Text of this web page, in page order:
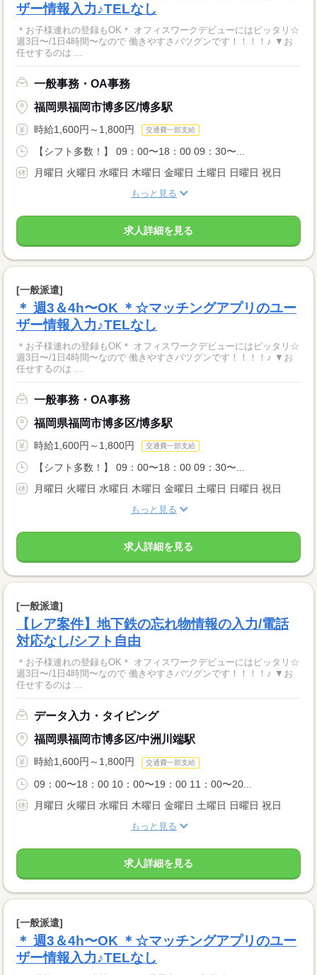
ザー情報入力♪TELなし
＊お子様連れの登録もOK＊ オフィスワークデビューにはピッタリ☆
週3日〜/1日4時間〜なので 働きやすさバツグンです！！！！♪ ▼お
任せするのは ...
一般事務・OA事務
福岡県福岡市博多区/博多駅
時給1,600円～1,800円 交通費一部支給
【シフト多数！】 09：00〜18：00 09：30〜...
月曜日 火曜日 水曜日 木曜日 金曜日 土曜日 日曜日 祝日
もっと見る
求人詳細を見る
[一般派遣]
＊ 週3＆4h〜OK ＊☆マッチングアプリのユー
ザー情報入力♪TELなし
＊お子様連れの登録もOK＊ オフィスワークデビューにはピッタリ☆
週3日〜/1日4時間〜なので 働きやすさバツグンです！！！！♪ ▼お
任せするのは ...
一般事務・OA事務
福岡県福岡市博多区/博多駅
時給1,600円～1,800円 交通費一部支給
【シフト多数！】 09：00〜18：00 09：30〜...
月曜日 火曜日 水曜日 木曜日 金曜日 土曜日 日曜日 祝日
もっと見る
求人詳細を見る
[一般派遣]
【レア案件】地下鉄の忘れ物情報の入力/電話
対応なし/シフト自由
＊お子様連れの登録もOK＊ オフィスワークデビューにはピッタリ☆
週3日〜/1日4時間〜なので 働きやすさバツグンです！！！！♪ ▼お
任せするのは ...
データ入力・タイピング
福岡県福岡市博多区/中洲川端駅
時給1,600円～1,800円 交通費一部支給
09：00〜18：00 10：00〜19：00 11：00〜20...
月曜日 火曜日 水曜日 木曜日 金曜日 土曜日 日曜日 祝日
もっと見る
求人詳細を見る
[一般派遣]
＊ 週3＆4h〜OK ＊☆マッチングアプリのユー
ザー情報入力♪TELなし